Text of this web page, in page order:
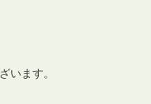
います。